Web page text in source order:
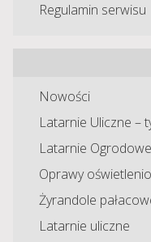
Regulamin serwisu
Nowości
Latarnie Uliczne –
Latarnie
Oprawy
Żyrandole
Latarnie uliczne